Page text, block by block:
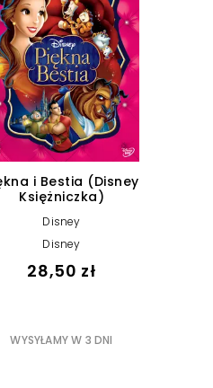
i Bestia (Disney
Księżniczka)
Disney
Disney
28,50 zł
WYSYŁAMY W 3 DNI